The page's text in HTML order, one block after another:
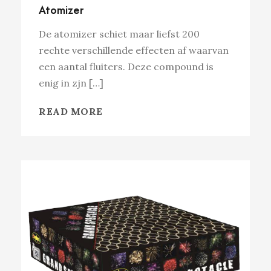
Atomizer
De atomizer schiet maar liefst 200
rechte verschillende effecten af waarvan
een aantal fluiters. Deze compound is
enig in zjn […]
READ MORE